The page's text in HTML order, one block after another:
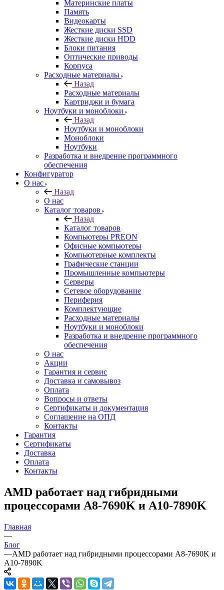
Материнские платы
Память
Видеокарты
Жесткие диски SSD
Жесткие диски HDD
Блоки питания
Оптические приводы
Корпуса
Расходные материалы
Назад
Расходные материалы
Картриджи и бумага
Ноутбуки и моноблоки
Назад
Ноутбуки и моноблоки
Моноблоки
Ноутбуки
Разработка и внедрение программного
обеспечения
Конфигуратор
О нас
Назад
О нас
Каталог товаров
Назад
Каталог товаров
Компьютеры PREON
Офисные компьютеры
Компьютерные комплекты
Графические станции
Промышленные компьютеры
Серверы
Сетевое оборудование
Периферия
Комплектующие
Расходные материалы
Ноутбуки и моноблоки
Разработка и внедрение программного
обеспечения
О нас
Акции
Гарантия и сервис
Доставка и самовывоз
Оплата
Вопросы и ответы
Сертификаты и документация
Соглашение на ОПД
Контакты
Гарантия
Сертификаты
Доставка
Оплата
Контакты
AMD работает над гибридными
процессорами A8-7690K и A10-7890K
Главная
—
Блог
—AMD работает над гибридными процессорами A8-7690K и
A10-7890K